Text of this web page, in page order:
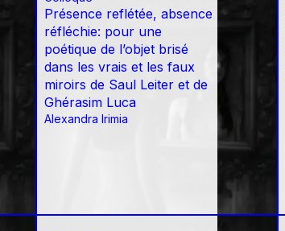
Présence reflétée, absence
réfléchie: pour une
poétique de l’objet brisé
dans les vrais et les faux
miroirs de Saul Leiter et de
Ghérasim Luca
Alexandra Irimia